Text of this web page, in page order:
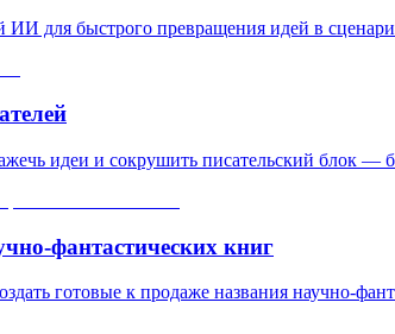
для быстрого превращения идей в
идеи и сокрушить писательский блок —
фантастических книг
готовые к продаже названия научно-